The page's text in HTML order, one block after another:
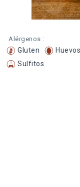
Alérgenos :
Gluten Huevos
Sulfitos